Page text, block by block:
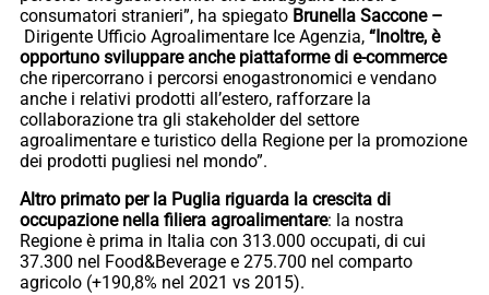
consumatori stranieri”, ha spiegato Brunella Saccone –
Dirigente Ufficio Agroalimentare Ice Agenzia, “Inoltre, è
opportuno sviluppare anche piattaforme di e-commerce
che ripercorrano i percorsi enogastronomici e vendano
anche i relativi prodotti all’estero, rafforzare la
collaborazione tra gli stakeholder del settore
agroalimentare e turistico della Regione per la promozione
dei prodotti pugliesi nel mondo”.
Altro primato per la Puglia riguarda la crescita di
occupazione nella filiera agroalimentare: la nostra
Regione è prima in Italia con 313.000 occupati, di cui
37.300 nel Food&Beverage e 275.700 nel comparto
agricolo (+190,8% nel 2021 vs 2015).